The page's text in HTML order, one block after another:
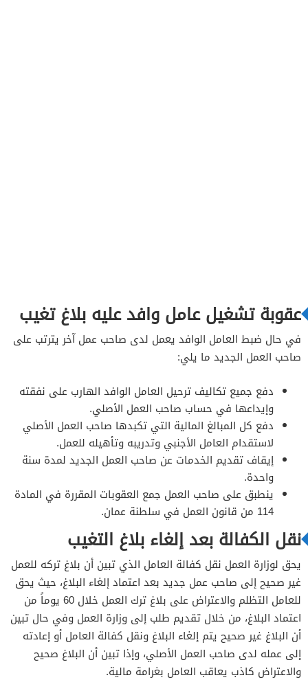
عقوبة تشغيل عامل وافد عليه بلاغ تغيب
في حال ضبط العامل الوافد يعمل لدى صاحب عمل آخر يترتب على
صاحب العمل الجديد ما يلي:
دفع جميع تكاليف ترحيل العامل الوافد الهارب على نفقته
وإيداعها في حساب صاحب العمل الأصلي.
دفع كل المبالغ المالية التي تكبدها صاحب العمل الأصلي
لاستقدام العامل الأجنبي وتدريبه وتأهيله للعمل.
إيقاف تقديم الخدمات عن صاحب العمل الجديد لمدة سنة
واحدة.
ينطبق على صاحب العمل جمع العقوبات المقررة في المادة
114 من قانون العمل في سلطنة عمان.
نقل الكفالة بعد إلغاء بلاغ التغيب
يحق لوزارة العمل نقل كفالة العامل الذي تبين أن بلاغ تركه للعمل
غير صحيح إلى صاحب عمل جديد بعد اعتماد إلغاء البلاغ، حيث يحق
للعامل التظلم والاعتراض على بلاغ ترك العمل خلال 60 يوماً من
اعتماد البلاغ، من خلال تقديم طلب إلى وزارة العمل وفي حال تبين
أن البلاغ غير صحيح يتم إلغاء البلاغ ونقل كفالة العامل أو إعادته
إلى عمله لدى صاحب العمل الأصلي، وإذا تبين أن البلاغ صحيح
والاعتراض كاذب يعاقب العامل بغرامة مالية.